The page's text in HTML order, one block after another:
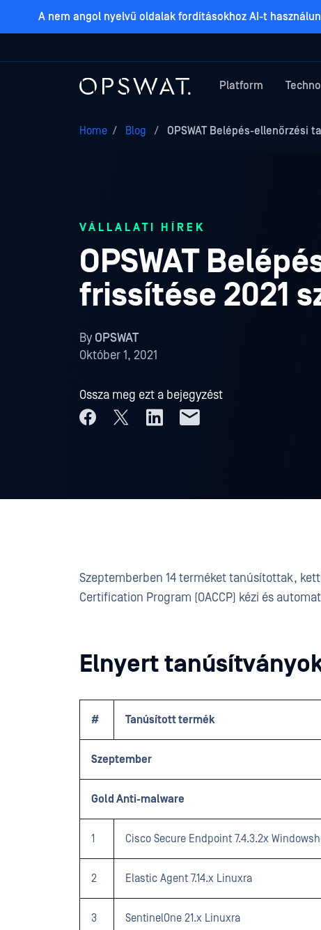
A nem angol nyelvű oldalak fordításokhoz AI-t
Platform
Home / Blog / OPSWAT Belépés-ellenőrzési
VÁLLALATI HÍREK
OPSWAT
frissítése 2021
ByOPSWAT
Október 1, 2021
Ossza meg ezt a bejegyzést
Szeptemberben 14 terméket tanúsítottak,
Certification Program (OACCP) kézi és
Elnyert
# Tanúsított termék
Szeptember
Gold Anti-malware
1 Cisco Secure Endpoint 7.4.3.2x
2 Elastic Agent 7.14.x Linuxra
3 SentinelOne 21.x Linuxra